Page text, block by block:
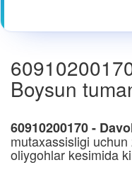
Boysun
60910200170 -
mutaxassisligi uchun
oliygohlar kesimida